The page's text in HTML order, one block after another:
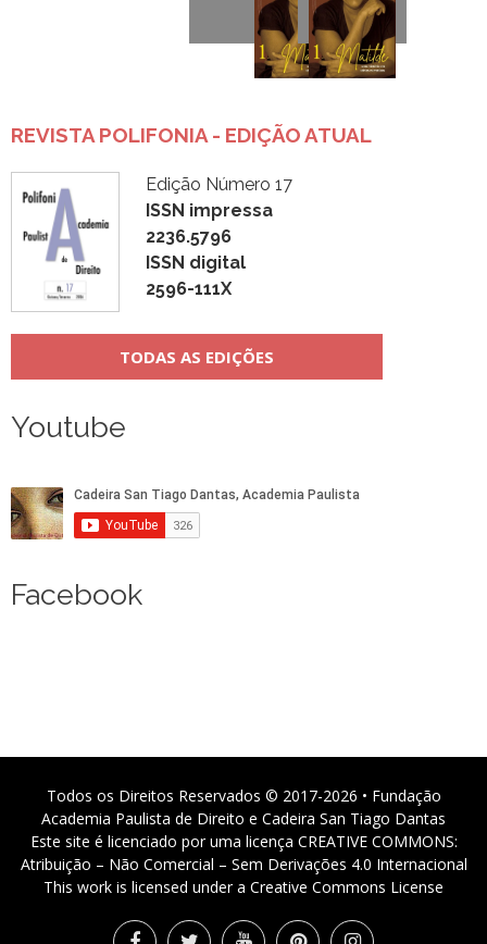
REVISTA POLIFONIA - EDIÇÃO ATUAL
Edição Número 17
ISSN impressa
2236.5796
ISSN digital
2596-111X
TODAS AS EDIÇÕES
Youtube
Facebook
Todos os Direitos Reservados © 2017-2026 • Fundação
Academia Paulista de Direito e Cadeira San Tiago Dantas
Este site é licenciado por uma licença CREATIVE COMMONS:
Atribuição – Não Comercial – Sem Derivações 4.0 Internacional
This work is licensed under a Creative Commons License